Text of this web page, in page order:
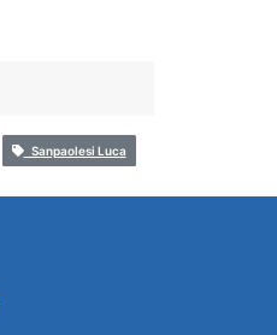
Sanpaolesi Luca